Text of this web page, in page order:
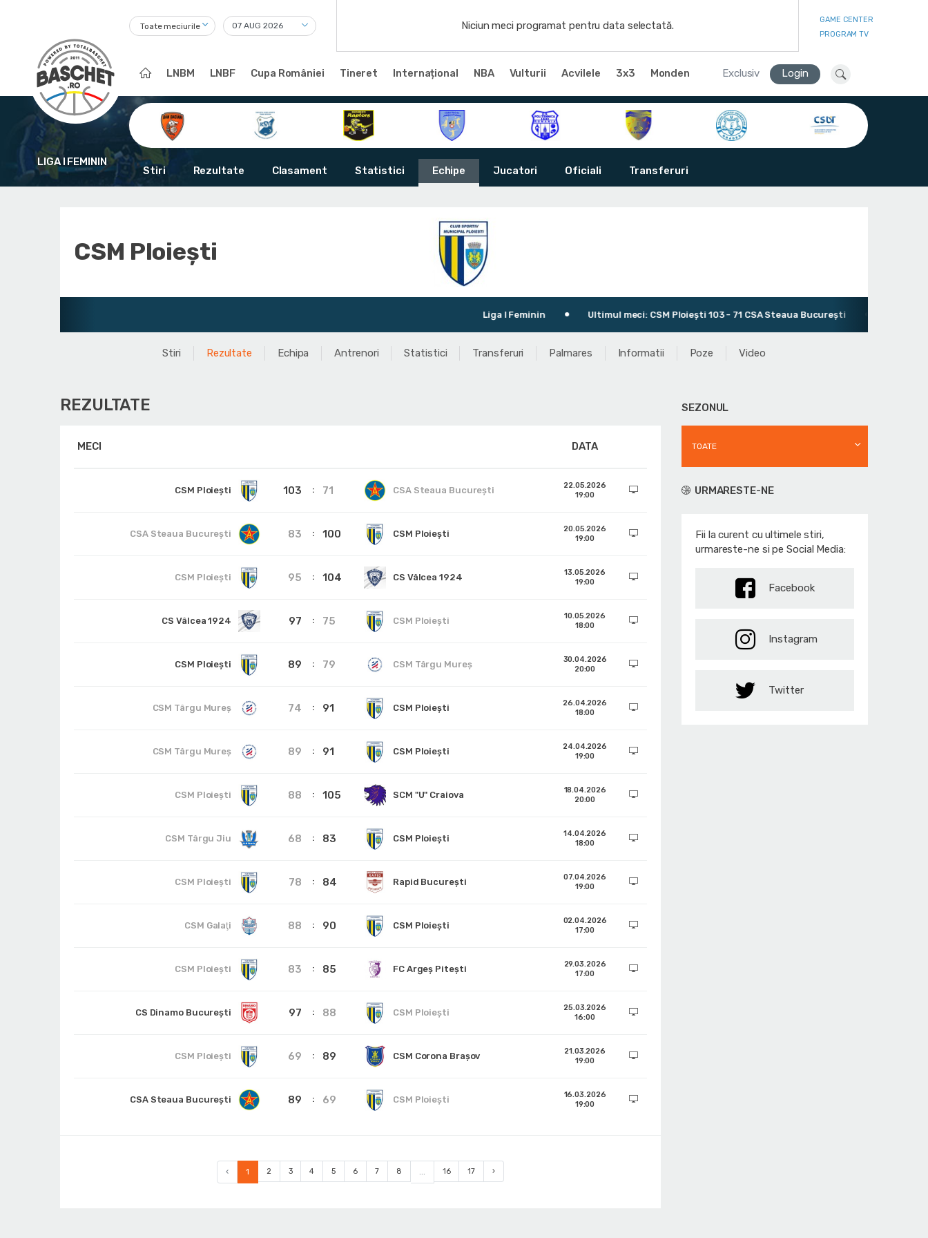
Toate meciurile Niciun meci programat pentru data selectată.
GAME CENTER
PROGRAM TV
LNBM LNBF Cupa României Tineret Internațional NBA Vulturii Acvilele 3x3 Monden Exclusiv Login
LIGA I FEMININ
Stiri Rezultate Clasament Statistici Echipe Jucatori Oficiali Transferuri
CSM Ploiești
Liga I Feminin Ultimul meci: CSM Ploiești 103 - 71 CSA Steaua București
Stiri Rezultate Echipa Antrenori Statistici Transferuri Palmares Informatii Poze Video
REZULTATE
MECI DATA
CSM Ploiești 103 71 CSA Steaua București
22.05.2026
19:00
CSA Steaua București 83 100 CSM Ploiești
20.05.2026
19:00
CSM Ploiești 95 104 CS Vâlcea 1924
13.05.2026
19:00
CS Vâlcea 1924 97 75 CSM Ploiești
10.05.2026
18:00
CSM Ploiești 89 79 CSM Târgu Mureș
30.04.2026
20:00
CSM Târgu Mureș 74 91 CSM Ploiești
26.04.2026
18:00
CSM Târgu Mureș 89 91 CSM Ploiești
24.04.2026
19:00
CSM Ploiești 88 105 SCM "U" Craiova
18.04.2026
20:00
CSM Târgu Jiu 68 83 CSM Ploiești
14.04.2026
18:00
CSM Ploiești 78 84 Rapid București
07.04.2026
19:00
CSM Galaţi 88 90 CSM Ploiești
02.04.2026
17:00
CSM Ploiești 83 85 FC Argeș Pitești
29.03.2026
17:00
CS Dinamo Bucureşti 97 88 CSM Ploiești
25.03.2026
16:00
CSM Ploiești 69 89 CSM Corona Braşov
21.03.2026
19:00
CSA Steaua București 89 69 CSM Ploiești
16.03.2026
19:00
‹ 1 2 3 4 5 6 7 8 ... 16 17 ›
SEZONUL
TOATE
URMARESTE-NE
Fii la curent cu ultimele stiri,
urmareste-ne si pe Social Media:
Facebook
Instagram
Twitter